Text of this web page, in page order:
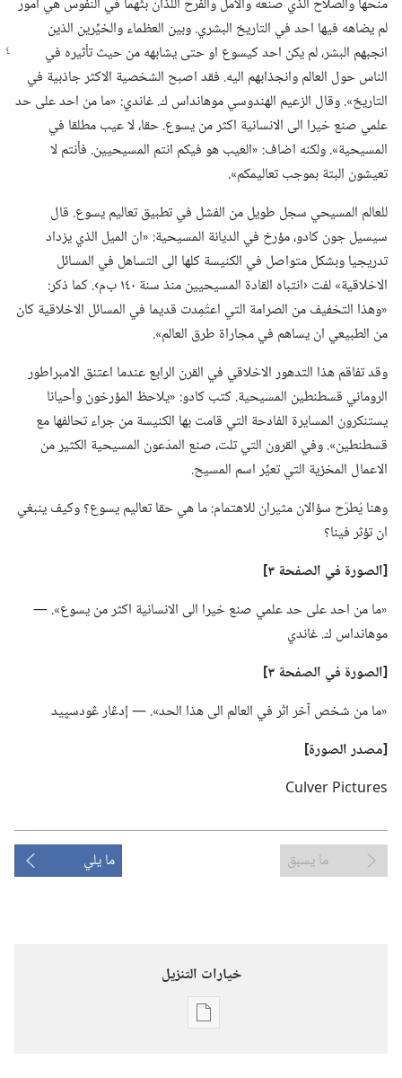
منحها والصلاح الذي صنعه والامل والفرح اللذان بثّهما في النفوس هي امور
لم يضاهه فيها احد في التاريخ البشري.‏ وبين العظماء والخيِّرين الذين
انجبهم البشر،‏ لم يكن احدكيسوع او حتى يشابهه من حيث تأثيره في
الناس حول العالم وانجذابهم اليه.‏ فقد اصبح الشخصية الاكثر جاذبية في
التاريخ».‏ وقال الزعيم الهندوسي موهانداس ك.‏ غاندي:‏ «ما من احد على حد
علمي صنع خيرا الى الانسانية اكثر من يسوع.‏ حقا،‏ لا عيب مطلقا في
المسيحية».‏ ولكنه اضاف:‏ «العيب هو فيكم انتم المسيحيين.‏ فأنتم لا
تعيشون البتة بموجب تعاليمكم».‏
للعالم المسيحي سجل طويل من الفشل في تطبيق تعاليم يسوع.‏ قال
سيسيل جون كادو،‏ مؤرخ في الديانة المسيحية:‏ «ان الميل الذي يزداد
تدريجيا وبشكل متواصل في الكنيسة كلها الى التساهل في المسائل
الاخلاقية» لفت ‹انتباه القادة المسيحيين منذ سنة ١٤٠ ب‌م›.‏ كما ذكر:‏
«وهذا التخفيف من الصرامة التي اعتُمِدت قديما في المسائل الاخلاقية كان
من الطبيعي ان يساهم في مجاراة طرق العالم».‏
وقد تفاقم هذا التدهور الاخلاقي في القرن الرابع عندما اعتنق الامبراطور
الروماني قسطنطين المسيحية.‏ كتب كادو:‏ «يلاحظ المؤرخون وأحيانا
يستنكرون المسايرة الفادحة التي قامت بها الكنيسة من جراء تحالفها مع
قسطنطين».‏ وفي القرون التي تلت،‏ صنع المدّعون المسيحية الكثير من
الاعمال المخزية التي تعيِّر اسم المسيح.‏
وهنا يُطرَح سؤالان مثيران للاهتمام:‏ ما هي حقا تعاليم يسوع؟‏ وكيف ينبغي
ان تؤثر فينا؟‏
‏[الصورة في الصفحة ٣]‏
‏«ما من احد على حد علمي صنع خيرا الى الانسانية اكثر من يسوع».‏ —‏
موهانداس ك.‏ غاندي
‏[الصورة في الصفحة ٣]‏
‏«ما من شخص آخر اثّر في العالم الى هذا الحد».‏ —‏ إدڠار ڠودسپيد
‏[مصدر الصورة]‏
ما يسبق ما يلي
خيارات التنزيل
خيارات